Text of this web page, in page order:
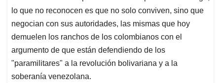
lo que no reconocen es que no solo conviven, sino que
negocian con sus autoridades, las mismas que hoy
demuelen los ranchos de los colombianos con el
argumento de que están defendiendo de los
"paramilitares" a la revolución bolivariana y a la
soberanía venezolana.